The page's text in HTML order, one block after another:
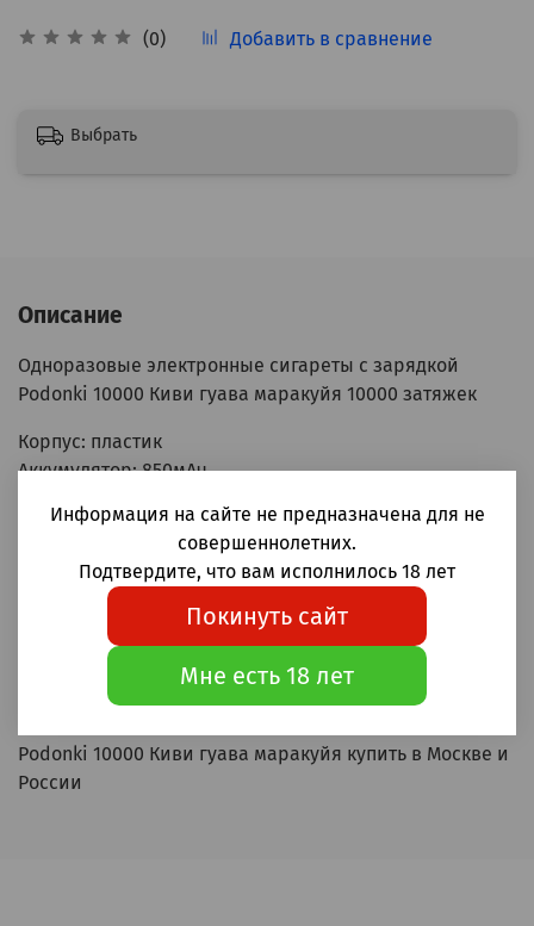
(0) Добавить в сравнение
Выбрать
Описание
Одноразовые электронные сигареты с зарядкой
Podonki 10000 Киви гуава маракуйя 10000 затяжек
Корпус: пластик
Аккумулятор: 850мАч
Крепость: 20 Hard (2% Hard)
Затяжка: MTL (тугая, сигаретная)
Сетчатый испаритель mesh coil
ВНИМАНИЕ! Данный товар запрещён к продаже
лицам не достигшим 18 лет.
Podonki 10000 Киви гуава маракуйя купить в Москве и
России
Информация на сайте не предназначена для не
совершеннолетних.
Подтвердите, что вам исполнилось 18 лет
Покинуть сайт
Мне есть 18 лет